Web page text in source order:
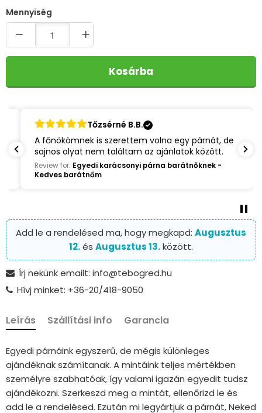
Kosárba
Tőzsérné B.B.
A főnökömnek is szerettem volna egy párnát, de
sajnos olyat nem találtam az ajánlatok között.
Review for: Egyedi karácsonyi párna barátnőknek -
Kedves barátnőm
Add le a rendelésed ma, hogy megkapd: Augusztus
12.és Augusztus 13.között.
Írj nekünk emailt: info@tebogred.hu
Hívj minket: +36-20/418-9050
Leírás Szállítási info Garancia
Egyedi párnáink egyszerű, de mégis különleges
ajándéknak számítanak. A mintáink teljes mértékben
személyre szabhatóak, így valami igazán egyedit tudsz
ajándékozni. Szerkeszd meg a mintát, ellenőrizd le és
add le a rendelésed. Ezután mi legyártjuk a párnát, Neked